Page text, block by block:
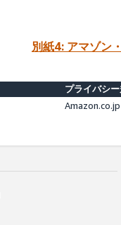
別紙4: アマゾン
プライバシ